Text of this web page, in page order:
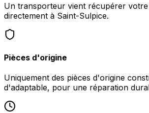
Un transporteur vient récupérer votre
directement à Saint-Sulpice.
Pièces d'origine
Uniquement des pièces d'origine
d'adaptable, pour une réparation